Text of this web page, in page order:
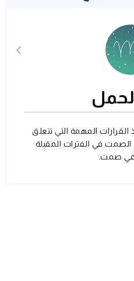
المهمة التي تتعلق
الصمت في الفترات المقبلة
في صمت.